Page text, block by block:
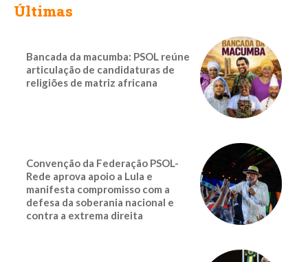
Últimas
Bancada da macumba: PSOL reúne
articulação de candidaturas de
religiões de matriz africana
Convenção da Federação PSOL-
Rede aprova apoio a Lula e
manifesta compromisso com a
defesa da soberania nacional e
contra a extrema direita